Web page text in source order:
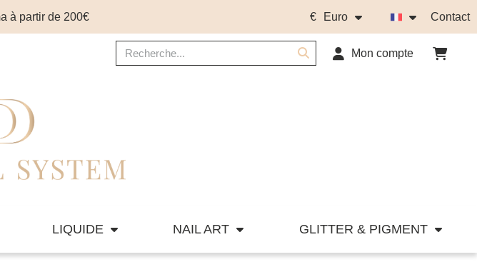
à partir de 200€ € Euro Contact
Mon compte
LIQUIDE NAIL ART GLITTER & PIGMENT